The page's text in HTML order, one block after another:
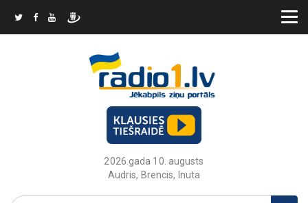
2026.gada 10. augusts
Audris, Brencis, Inuta